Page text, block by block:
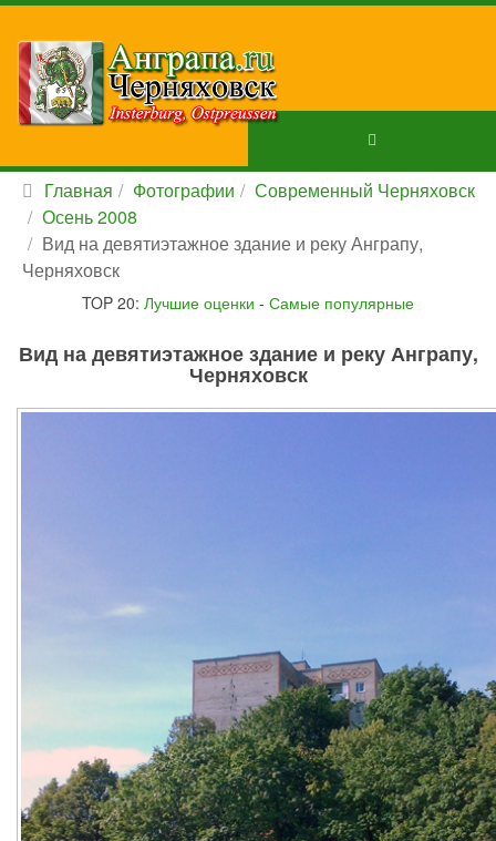
Главная Фотографии
Современный Черняховск
Осень 2008
Вид на девятиэтажное здание и реку Анграпу,
Черняховск
TOP 20: Лучшие оценки - Самые популярные
Вид на девятиэтажное здание и реку Анграпу,
Черняховск